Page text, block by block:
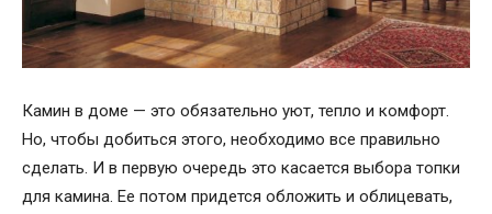
Камин в доме — это обязательно уют, тепло и комфорт.
Но, чтобы добиться этого, необходимо все правильно
сделать. И в первую очередь это касается выбора топки
для камина. Ее потом придется обложить и облицевать,